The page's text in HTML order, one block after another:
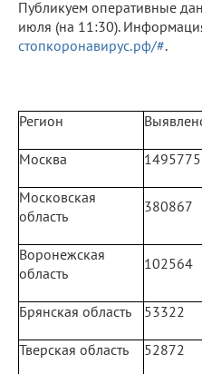
Публикуем оперативные
июля (на 11:30).
стопкоронавирус.рф/#.
Регион
Москва 1495775
Московская
область
380867
Воронежская
область
102564
Брянская область 53322
Тверская область 52872